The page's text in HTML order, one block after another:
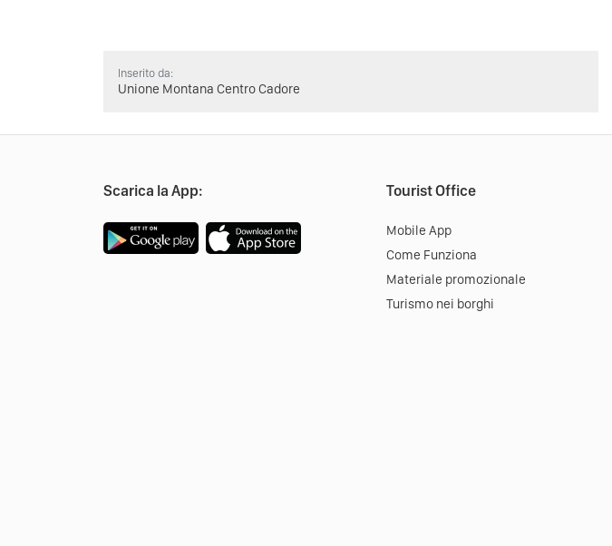
Inserito da:
Unione Montana Centro Cadore
Scarica la App: Tourist Office
Mobile App
Come Funziona
Materiale promozionale
Turismo nei borghi